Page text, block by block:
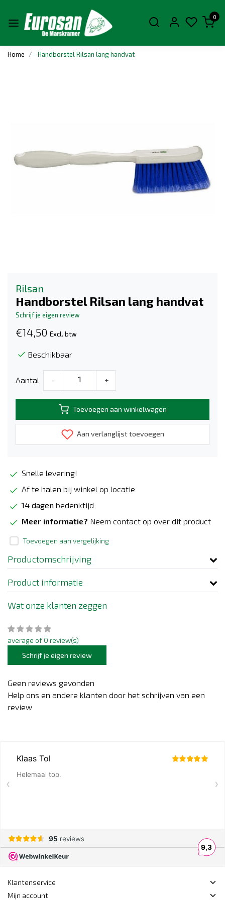
0
Home Handborstel Rilsan lang handvat
Rilsan
Handborstel Rilsan lang handvat
Schrijf je eigen review
€14,50 Excl. btw
Beschikbaar
Aantal - +
Toevoegen aan winkelwagen
Aan verlanglijst toevoegen
Snelle levering!
Af te halen bij winkel op locatie
14 dagen bedenktijd
Meer informatie? Neem contact op over dit product
Toevoegen aan vergelijking
Productomschrijving
Product informatie
Wat onze klanten zeggen
average of 0 review(s)
Schrijf je eigen review
Geen reviews gevonden
Help ons en andere klanten door het schrijven van een
review
Klantenservice
Mijn account